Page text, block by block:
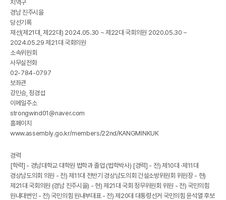
지역구
경남 진주시을
당선기록
재선(제21대, 제22대) 2024.05.30 ~ 제22대 국회의원 2020.05.30 ~
2024.05.29 제21대 국회의원
소속위원회
사무실전화
02-784-0797
보좌관
강민승, 정경섭
이메일주소
strongwind01@naver.com
홈페이지
www.assembly.go.kr/members/22nd/KANGMINKUK
경력
[학력] - 경남대학교 대학원 법학과 졸업 (법학박사) [경력] - 전) 제10대 ·제11대
경상남도의회 의원 - 전) 제11대 전반기 경상남도의회 건설소방위원회 위원장 - 현)
제21대 국회의원 (경남 진주시을) - 현) 제21대 국회 정무위원회 위원 - 전) 국민의힘
원내대변인 - 전) 국민의힘 원내부대표 - 전) 제20대 대통령선거 국민의힘 윤석열 후보